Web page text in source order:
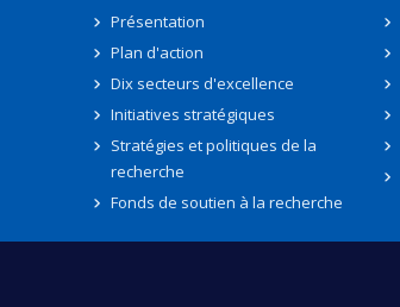
Présentation
Plan d'action
Dix secteurs d'excellence
Initiatives stratégiques
Stratégies et politiques de la
recherche
Fonds de soutien à la recherche